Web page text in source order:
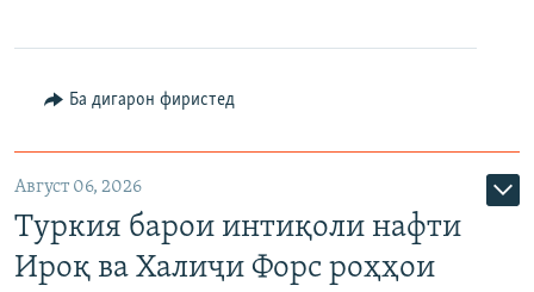
Ба дигарон фиристед
Август 06, 2026
Туркия барои интиқоли нафти
Ироқ ва Халиҷи Форс роҳҳои